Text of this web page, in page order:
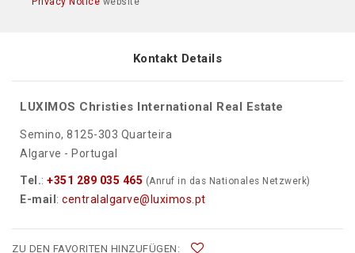
Kontakt Details
LUXIMOS Christies International Real Estate
Semino, 8125-303 Quarteira
Algarve - Portugal
Tel.: +351 289 035 465 (Anruf in das Nationales Netzwerk)
E-mail : centralalgarve@luximos.pt
ZU DEN FAVORITEN HINZUFÜGEN: